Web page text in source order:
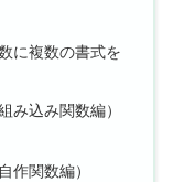
に複数の書式を
み込み関数編）
作関数編）